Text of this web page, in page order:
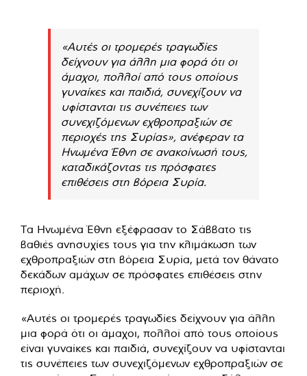
«Αυτές οι τρομερές τραγωδίες
δείχνουν για άλλη μια φορά ότι οι
άμαχοι, πολλοί από τους οποίους
γυναίκες και παιδιά, συνεχίζουν να
υφίστανται τις συνέπειες των
συνεχιζόμενων εχθροπραξιών σε
περιοχές της Συρίας», ανέφεραν τα
Ηνωμένα Έθνη σε ανακοίνωσή τους,
καταδικάζοντας τις πρόσφατες
επιθέσεις στη βόρεια Συρία.
Τα Ηνωμένα Έθνη εξέφρασαν το Σάββατο τις
βαθιές ανησυχίες τους για την κλιμάκωση των
εχθροπραξιών στη βόρεια Συρία, μετά τον θάνατο
δεκάδων αμάχων σε πρόσφατες επιθέσεις στην
περιοχή.
«Αυτές οι τρομερές τραγωδίες δείχνουν για άλλη
μια φορά ότι οι άμαχοι, πολλοί από τους οποίους
είναι γυναίκες και παιδιά, συνεχίζουν να υφίστανται
τις συνέπειες των συνεχιζόμενων εχθροπραξιών σε